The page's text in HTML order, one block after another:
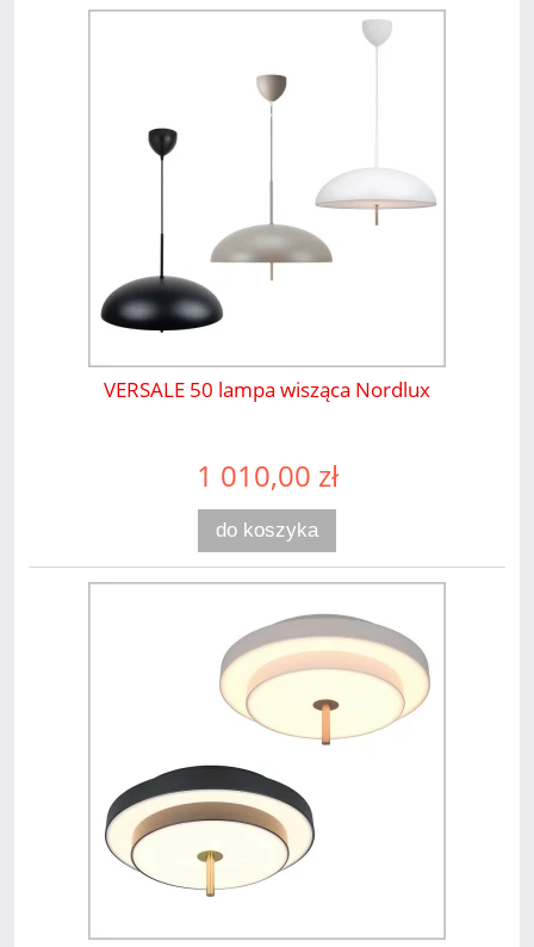
VERSALE 50 lampa wisząca Nordlux
1 010,00 zł
do koszyka